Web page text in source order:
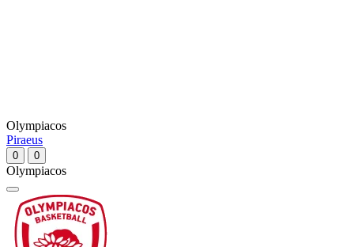
Olympiacos
Piraeus
0 0
Olympiacos